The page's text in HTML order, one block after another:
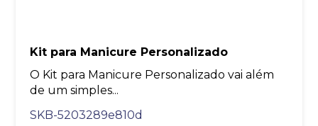
Kit para Manicure Personalizado
O Kit para Manicure Personalizado vai além
de um simples...
SKB-5203289e810d